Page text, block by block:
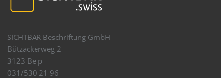
SICHTBAR Beschriftung GmbH
Bützackerweg 2
3123 Belp
031/530 21 96